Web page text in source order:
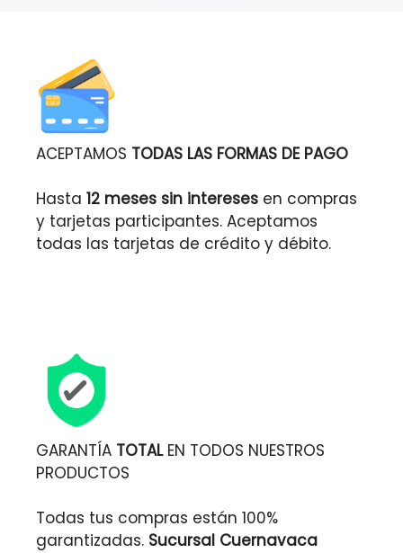
ACEPTAMOS TODAS LAS FORMAS DE PAGO
Hasta 12 meses sin intereses en compras
y tarjetas participantes. Aceptamos
todas las tarjetas de crédito y débito.
GARANTÍA TOTALEN TODOS NUESTROS
PRODUCTOS
Todas tus compras están 100%
garantizadas. Sucursal Cuernavaca